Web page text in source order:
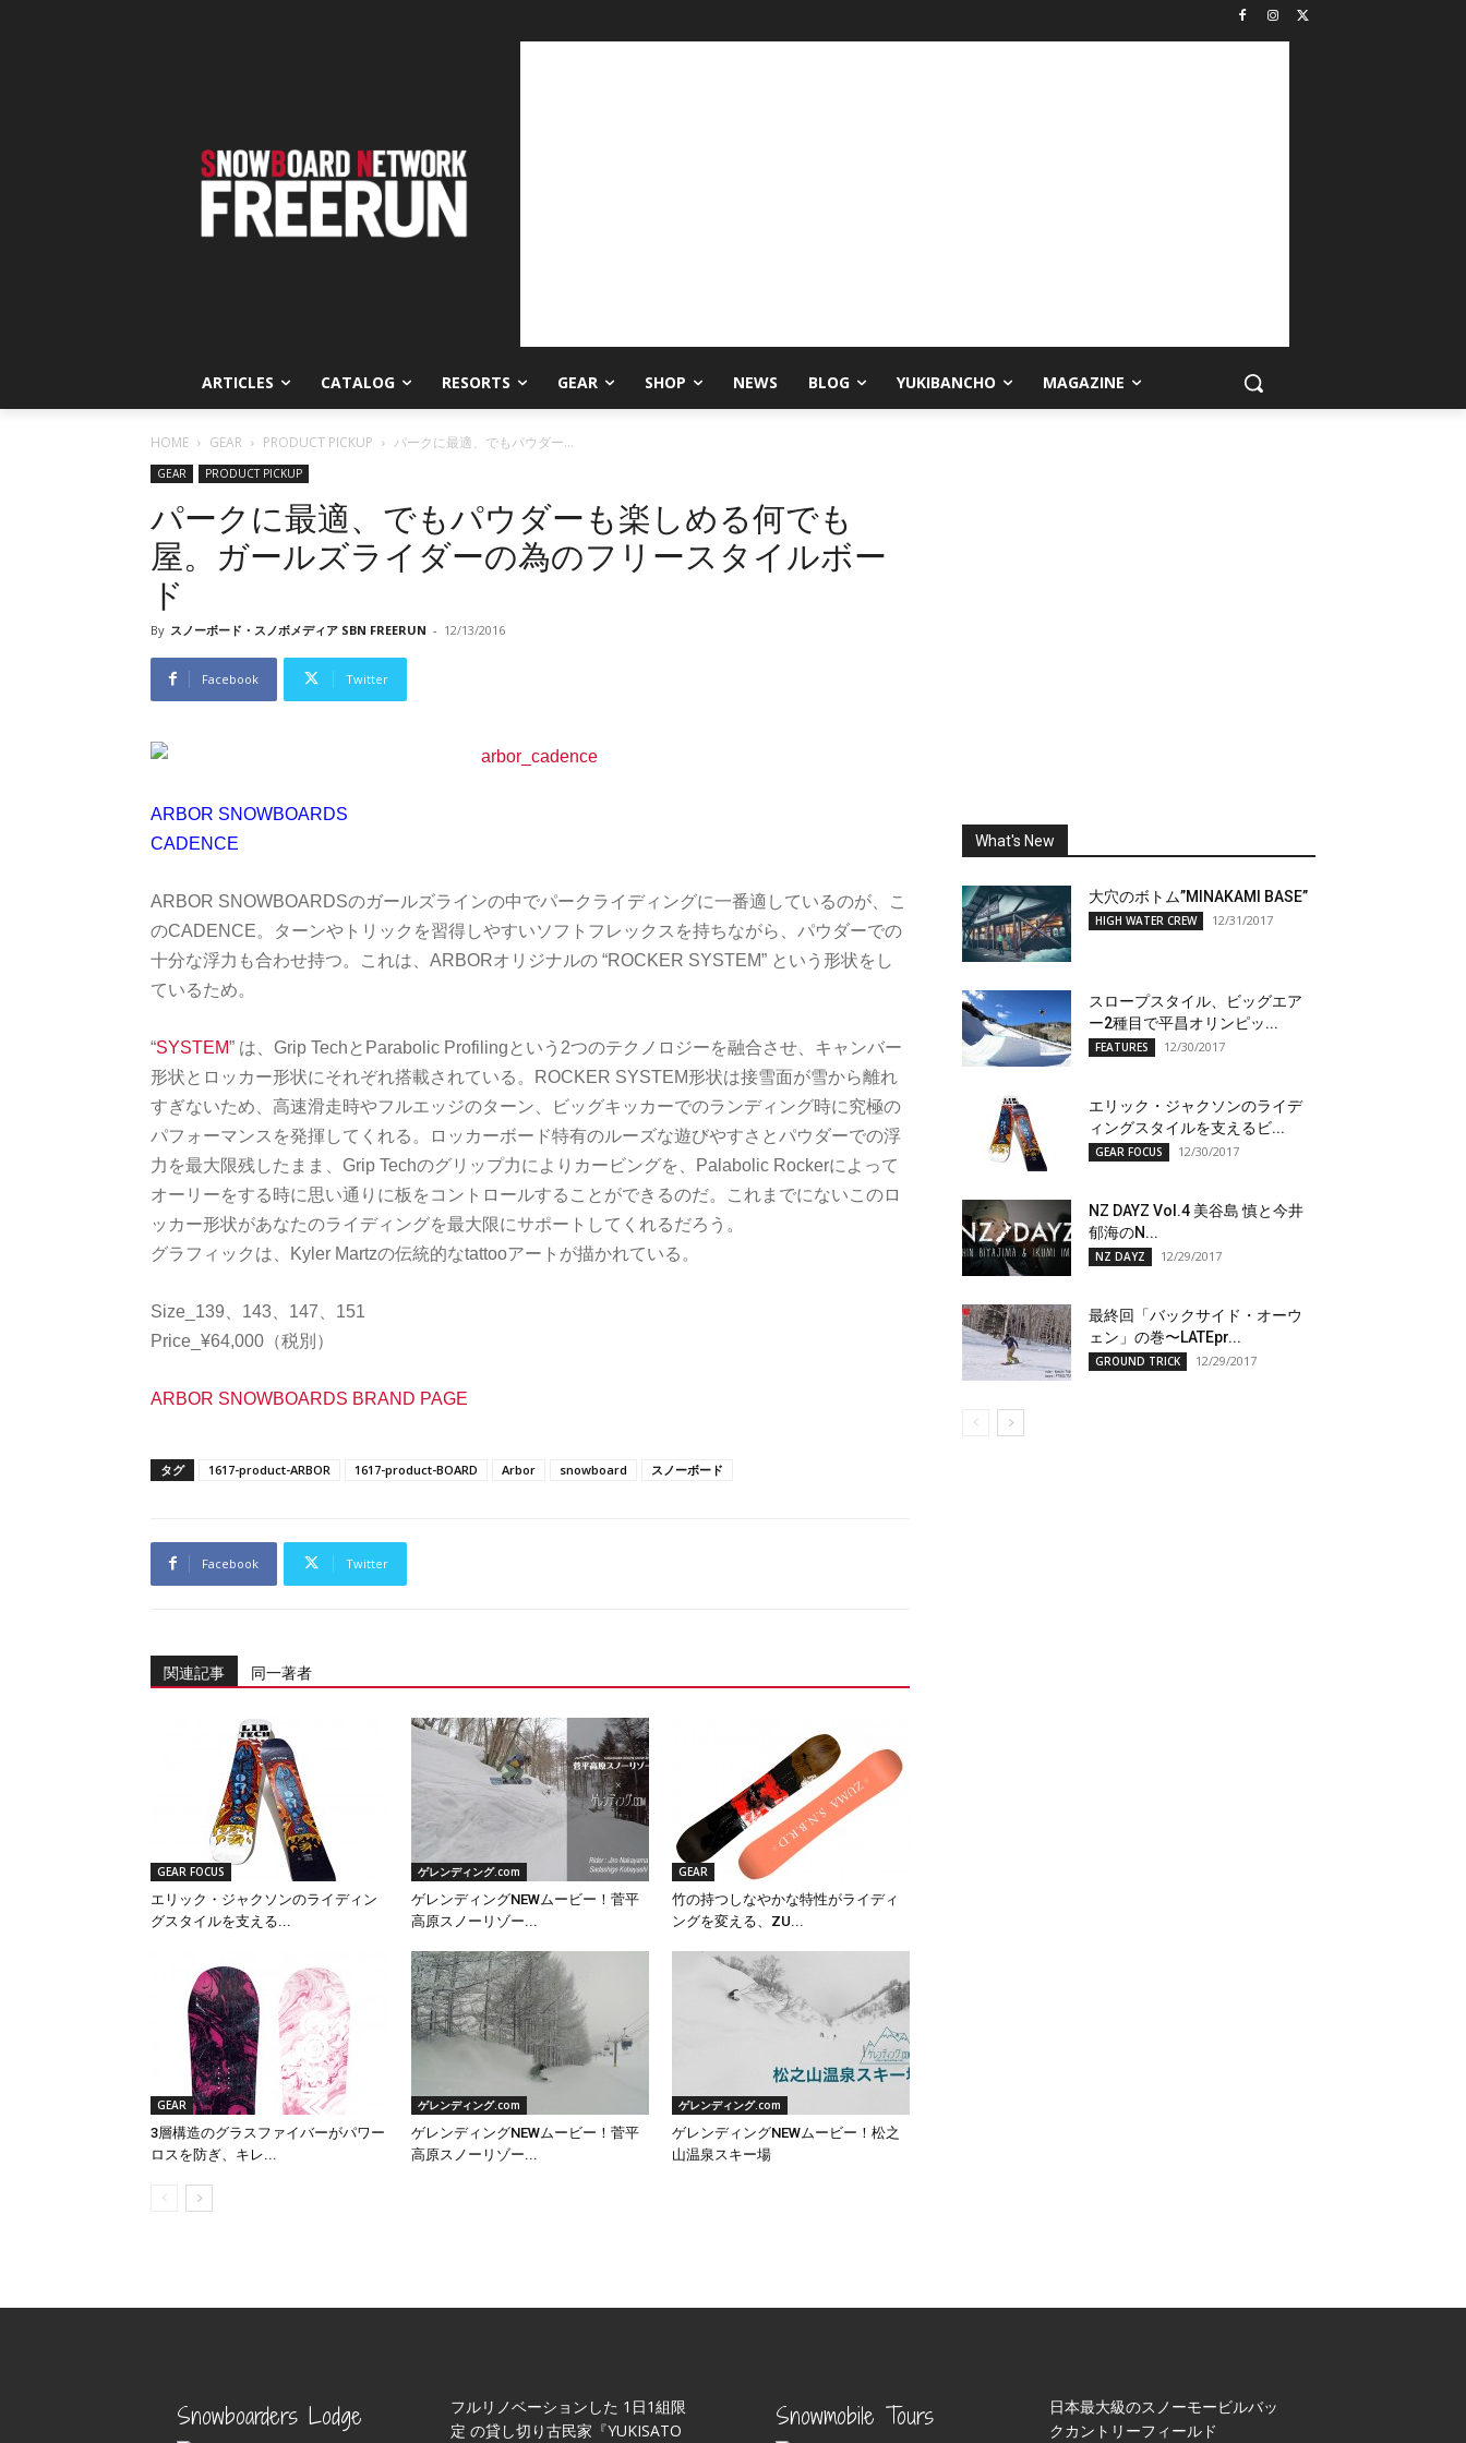
ARTICLES CATALOG RESORTS GEAR SHOP NEWS BLOG YUKIBANCHO MAGAZINE
HOME GEAR PRODUCT PICKUP パークに最適、でもパウダー...
GEAR PRODUCT PICKUP
パークに最適、でもパウダーも楽しめる何でも
屋。ガールズライダーの為のフリースタイルボー
ド
By スノーボード・スノボメディア SBN FREERUN - 12/13/2016
Facebook Twitter
ARBOR SNOWBOARDS
CADENCE
ARBOR SNOWBOARDSのガールズラインの中でパークライディングに一番適しているのが、こ
のCADENCE。ターンやトリックを習得しやすいソフトフレックスを持ちながら、パウダーでの
十分な浮力も合わせ持つ。これは、ARBORオリジナルの “ROCKER SYSTEM” という形状をし
ているため。
“SYSTEM” は、Grip TechとParabolic Profilingという2つのテクノロジーを融合させ、キャンバー
形状とロッカー形状にそれぞれ搭載されている。ROCKER SYSTEM形状は接雪面が雪から離れ
すぎないため、高速滑走時やフルエッジのターン、ビッグキッカーでのランディング時に究極の
パフォーマンスを発揮してくれる。ロッカーボード特有のルーズな遊びやすさとパウダーでの浮
力を最大限残したまま、Grip Techのグリップ力によりカービングを、Palabolic Rockerによって
オーリーをする時に思い通りに板をコントロールすることができるのだ。これまでにないこのロ
ッカー形状があなたのライディングを最大限にサポートしてくれるだろう。
グラフィックは、Kyler Martzの伝統的なtattooアートが描かれている。
Size_139、143、147、151
Price_¥64,000（税別）
ARBOR SNOWBOARDS BRAND PAGE
タグ 1617-product-ARBOR 1617-product-BOARD Arbor snowboard スノーボード
Facebook Twitter
関連記事 同一著者
GEAR FOCUS
エリック・ジャクソンのライディン
グスタイルを支える...
ゲレンディング.com
ゲレンディングNEWムービー！菅平
高原スノーリゾー...
GEAR
竹の持つしなやかな特性がライディ
ングを変える、ZU...
GEAR
3層構造のグラスファイバーがパワー
ロスを防ぎ、キレ...
ゲレンディング.com
ゲレンディングNEWムービー！菅平
高原スノーリゾー...
ゲレンディング.com
ゲレンディングNEWムービー！松之
山温泉スキー場
What's New
大穴のボトム”MINAKAMI BASE”
HIGH WATER CREW 12/31/2017
スロープスタイル、ビッグエア
ー2種目で平昌オリンピッ...
FEATURES 12/30/2017
エリック・ジャクソンのライデ
ィングスタイルを支えるビ...
GEAR FOCUS 12/30/2017
NZ DAYZ Vol.4 美谷島 慎と今井
郁海のN...
NZ DAYZ 12/29/2017
最終回「バックサイド・オーウ
ェン」の巻〜LATEpr...
GROUND TRICK 12/29/2017
Snowboarders Lodge
フルリノベーションした 1日1組限
定 の貸し切り古民家『YUKISATO
Snowmobile Tours
日本最⼤級のスノーモービルバッ
クカントリーフィールド